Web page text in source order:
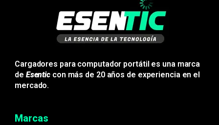
Cargadores para computador portátil es una marca
de Esentic con más de 20 años de experiencia en el
mercado.
Marcas